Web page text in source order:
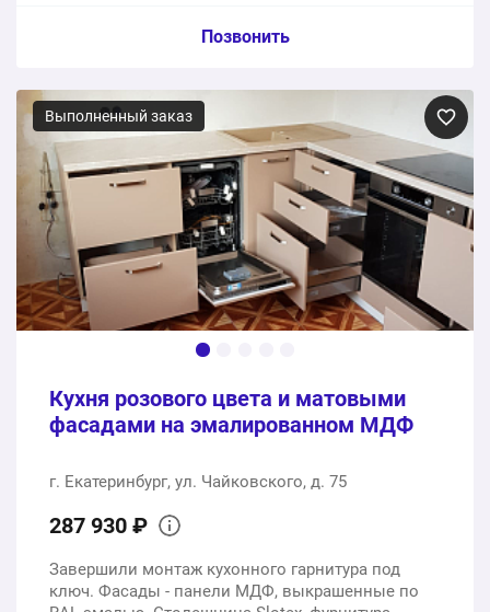
Пункт сметы / Ед. изм. / Цена
Кухонный гарнитур под размеры заказчика
1 шт. 168750 ₽
Столешница СОЮЗ
1 шт. 53030 ₽
Сборка кухонного гарнитура, доставка
Общая стоимость: 268380 ₽
Позвонить
Выполненный заказ
Кухня розового цвета и матовыми
фасадами на эмалированном МДФ
г. Екатеринбург, ул. Чайковского, д. 75
287 930 ₽
Завершили монтаж кухонного гарнитура под
ключ. Фасады - панели МДФ, выкрашенные по